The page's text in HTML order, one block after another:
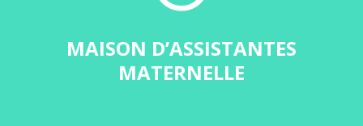
MAISON D’ASSISTANTES
MATERNELLE